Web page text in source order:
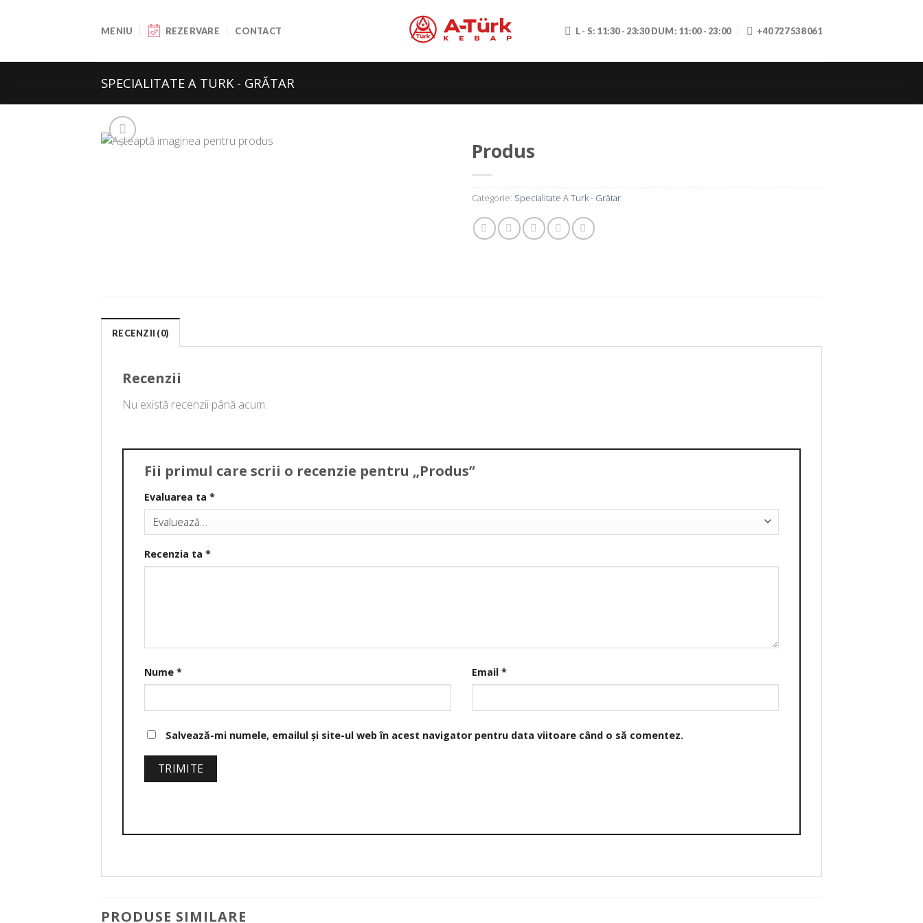
MENIU REZERVARE CONTACT L - S: 11:30 - 23:30 DUM: 11:00 - 23:00 +40 727 538 061
SPECIALITATE A TURK - GRĂTAR
Produs
Categorie: Specialitate A Turk - Grătar
RECENZII (0)
Recenzii
Nu există recenzii până acum.
Fii primul care scrii o recenzie pentru „Produs”
Evaluarea ta *
Recenzia ta *
Nume * Email *
Salvează-mi numele, emailul și site-ul web în acest navigator pentru data viitoare când o să comentez.
PRODUSE SIMILARE